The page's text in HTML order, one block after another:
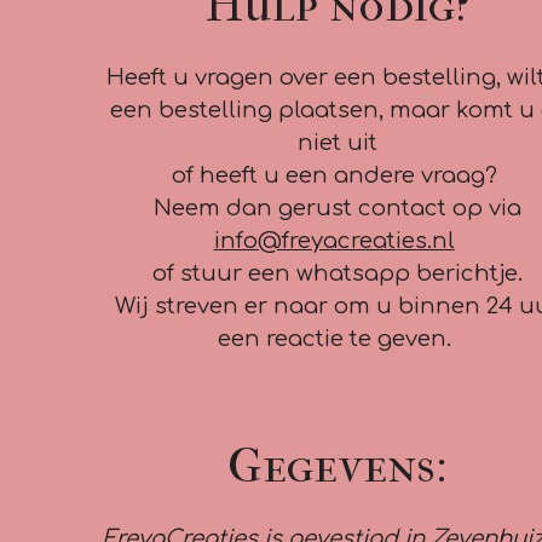
Heeft u vragen over een bestelling,
een bestelling plaatsen, maar komt u
niet uit
of heeft u een andere vraag?
Neem dan gerust contact op via
info@freyacreaties.nl
of stuur een whatsapp berichtje.
Wij streven er naar om u binnen 24
een reactie te geven.
Gegevens: